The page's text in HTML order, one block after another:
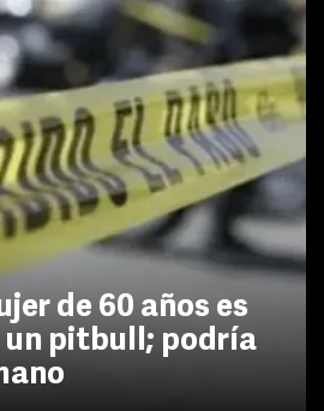
de 60 años es
un pitbull; podría